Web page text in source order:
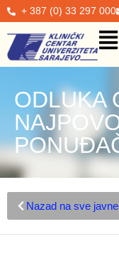
+ 387 (0) 33 297 000
ODLUKA
Nazad na sve